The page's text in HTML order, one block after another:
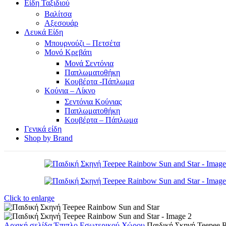
Είδη Ταξιδιού
Βαλίτσα
Αξεσουάρ
Λευκά Είδη
Μπουρνούζι – Πετσέτα
Μονό Κρεβάτι
Μονά Σεντόνια
Παπλωματοθήκη
Κουβέρτα -Πάπλωμα
Κούνια – Λίκνο
Σεντόνια Κούνιας
Παπλωματοθήκη
Κουβέρτα – Πάπλωμα
Γενικά είδη
Shop by Brand
Click to enlarge